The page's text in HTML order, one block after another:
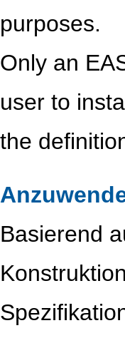
purposes.
Only an
user to
the
Basierend